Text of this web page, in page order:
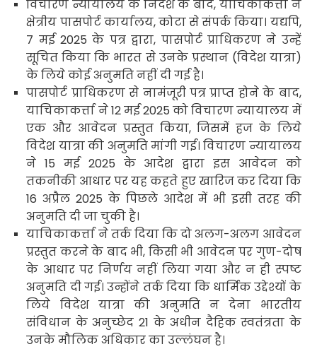
विचारण न्यायालय के निदेश के बाद, याचिकाकर्त्ता ने
क्षेत्रीय पासपोर्ट कार्यालय,कोटा से संपर्क किया। यद्यपि,
7 मई2025के पत्र द्वारा, पासपोर्ट प्राधिकरण ने उन्हें
सूचित किया कि भारत से उनके प्रस्थान (विदेश यात्रा)
के लिये कोई अनुमति नहीं दी गई है।
पासपोर्ट प्राधिकरण से नामंजूरी पत्र प्राप्त होने के बाद,
याचिकाकर्त्ता ने12मई2025को विचारण न्यायालय में
एक और आवेदन प्रस्तुत किया,जिसमें हज के लिये
विदेश यात्रा की अनुमति मांगी गई। विचारण न्यायालय
ने15मई 2025 के आदेश द्वारा इस आवेदन को
तकनीकी आधार पर यह कहते हुए खारिज कर दिया कि
16अप्रैल2025 के पिछले आदेश में भी इसी तरह की
अनुमति दी जा चुकी है।
याचिकाकर्त्ता ने तर्क दिया कि दो अलग-अलग आवेदन
प्रस्तुत करने के बाद भी, किसी भी आवेदन पर गुण-दोष
के आधार पर निर्णय नहीं लिया गया और न ही स्पष्ट
अनुमति दी गई। उन्होंने तर्क दिया कि धार्मिक उद्देश्यों के
लिये विदेश यात्रा की अनुमति न देना भारतीय
संविधान के अनुच्छेद 21 के अधीन दैहिक स्वतंत्रता के
उनके मौलिक अधिकार का उल्लंघन है।